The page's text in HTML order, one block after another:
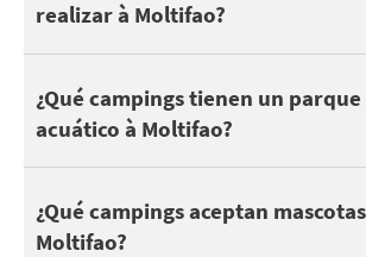
realizar à Moltifao?
También puede aprovechar sus
En cuanto a la naturaleza, descubra Plage
Salir con los niños y disfrutar de las
¿Qué campings tienen un parque
acuático à Moltifao?
2 campings à Moltifao tienen piscina.
¿Qué campings aceptan
Moltifao?
Estos son algunos campings que aceptan